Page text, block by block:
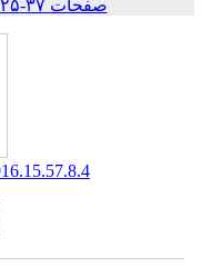
صفحات ۳۷-۲۵
|